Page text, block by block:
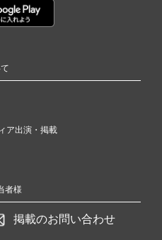
ア出演・掲載
者様
掲載のお問い合わせ